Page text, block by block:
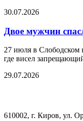
30.07.2026
Двое мужчин
27 июля в Слободском
где висел
29.07.2026
610002, г. Киров, ул.